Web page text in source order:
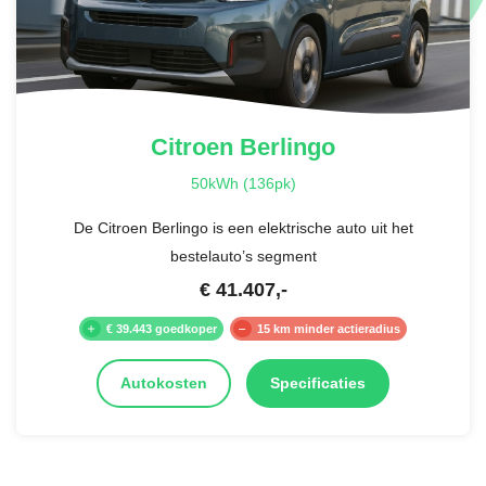
€ 67,-
Citroen Berlingo
50kWh (136pk)
De Citroen Berlingo is een elektrische auto uit het
bestelauto’s segment
€ 41.407,-
€ 39.443 goedkoper 15 km minder actieradius
Autokosten Specificaties